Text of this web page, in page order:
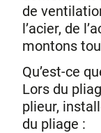
de
l’acier, de
montons
Qu’est-ce
Lors du
plieur,
du pliage :